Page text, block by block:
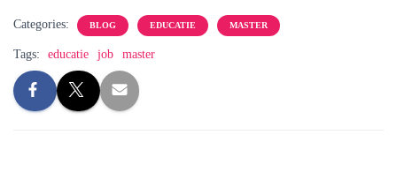
Categories: BLOG EDUCATIE MASTER
Tags: educatie job master